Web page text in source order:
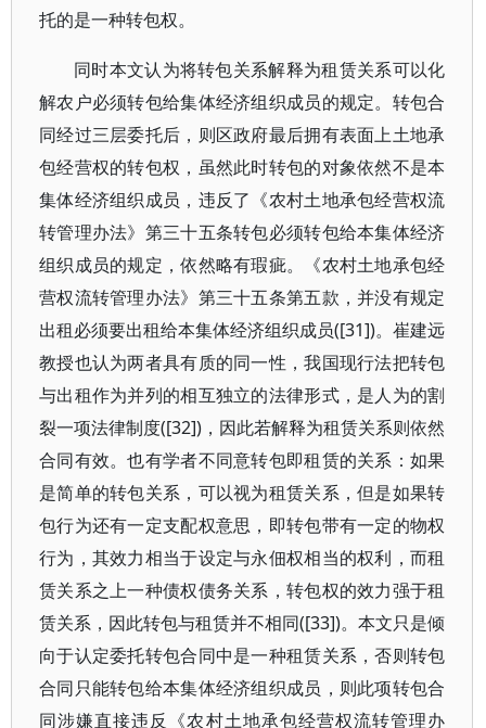
托的是一种转包权。
同时本文认为将转包关系解释为租赁关系可以化
解农户必须转包给集体经济组织成员的规定。转包合
同经过三层委托后，则区政府最后拥有表面上土地承
包经营权的转包权，虽然此时转包的对象依然不是本
集体经济组织成员，违反了《农村土地承包经营权流
转管理办法》第三十五条转包必须转包给本集体经济
组织成员的规定，依然略有瑕疵。《农村土地承包经
营权流转管理办法》第三十五条第五款，并没有规定
出租必须要出租给本集体经济组织成员([31])。崔建远
教授也认为两者具有质的同一性，我国现行法把转包
与出租作为并列的相互独立的法律形式，是人为的割
裂一项法律制度([32])，因此若解释为租赁关系则依然
合同有效。也有学者不同意转包即租赁的关系：如果
是简单的转包关系，可以视为租赁关系，但是如果转
包行为还有一定支配权意思，即转包带有一定的物权
行为，其效力相当于设定与永佃权相当的权利，而租
赁关系之上一种债权债务关系，转包权的效力强于租
赁关系，因此转包与租赁并不相同([33])。本文只是倾
向于认定委托转包合同中是一种租赁关系，否则转包
合同只能转包给本集体经济组织成员，则此项转包合
同涉嫌直接违反《农村土地承包经营权流转管理办